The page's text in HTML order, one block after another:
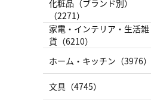
化粧品（ブランド別）
（2271）
家電・インテリア・生活雑
貨（6210）
ホーム・キッチン（3976）
文具（4745）